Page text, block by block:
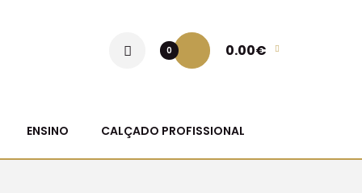
0 0.00€
ENSINO CALÇADO PROFISSIONAL